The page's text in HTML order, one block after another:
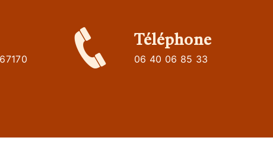
Téléphone
06 40 06 85 33